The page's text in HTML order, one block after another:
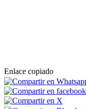
Enlace copiado